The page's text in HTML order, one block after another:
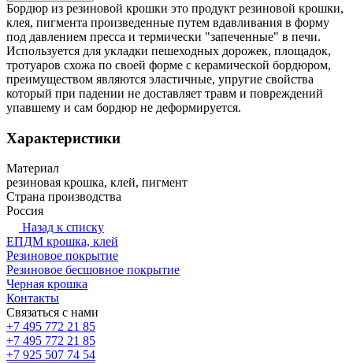
Бордюр из резиновой крошки это продукт резиновой крошки,
клея, пигмента произведенные путем вдавливания в форму
под давлением пресса и термически "запеченные" в печи.
Используется для укладки пешеходных дорожек, площадок,
тротуаров схожа по своей форме с керамической бордюром,
преимуществом являются эластичные, упругие свойства
который при падении не доставляет травм и повреждений
упавшему и сам бордюр не деформируется.
Характеристики
Материал
резиновая крошка, клей, пигмент
Страна производства
Россия
Назад к списку
ЕПДМ крошка, клей
Резиновое покрытие
Резиновое бесшовное покрытие
Черная крошка
Контакты
Связаться с нами
+7 495 772 21 85
+7 495 772 21 85
+7 925 507 74 54